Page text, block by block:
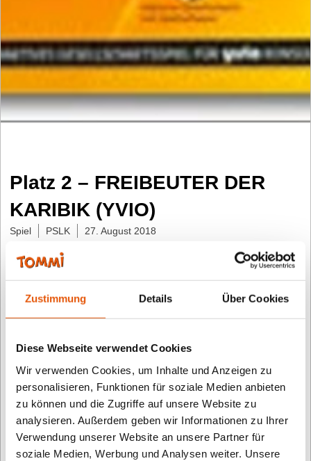
Zustimmung Details Über Cookies
Diese Webseite verwendet Cookies
Wir verwenden Cookies, um Inhalte und Anzeigen zu
personalisieren, Funktionen für soziale Medien anbieten
zu können und die Zugriffe auf unsere Website zu
analysieren. Außerdem geben wir Informationen zu Ihrer
Verwendung unserer Website an unsere Partner für
soziale Medien, Werbung und Analysen weiter. Unsere
Platz 2 – FREIBEUTER DER
KARIBIK (YVIO)
Spiel PSLK 27. August 2018
„Innovative Mischung: Das interaktive Brettspiel
gehen die Mitspieler auf einer Karibik-Karte gegen
Kombinationsvermögen und strategisches Denken.
Die Yvio-Konsole bringt mit der passenden Sound-
Kulisse Abenteuer-Atmosphäre ins Spiel und sorgt
immer wieder für überraschende Ereignisse.“